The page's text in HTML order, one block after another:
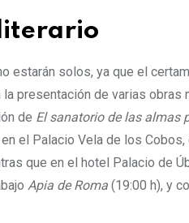
estarán solos, ya que el
presentación de varias obras
de El sanatorio de las almas
en el Palacio Vela de los
que en el hotel Palacio de
Apia de Roma (19:00 h), y